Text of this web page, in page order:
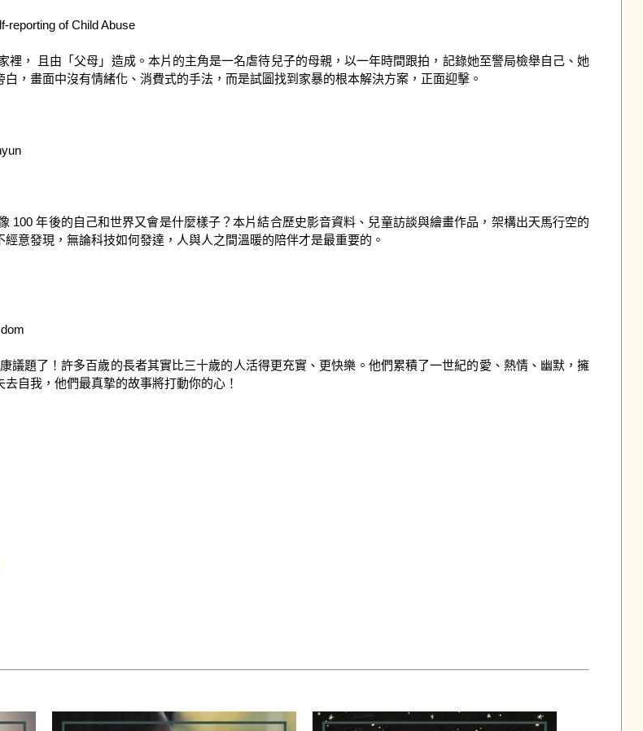
reporting of Child Abuse
裡， 且由「父母」造成。本片的主角是一名虐待兒子的母親，以一年時間跟拍，記錄她至警局檢舉自己、她
，畫面中沒有情緒化、消費式的手法，而是試圖找到家暴的根本解決方案，正面迎擊。
100 年後的自己和世界又會是什麼樣子？本片結合歷史影音資料、兒童訪談與繪畫作品，架構出天馬行空的
意發現，無論科技如何發達，人與人之間溫暖的陪伴才是最重要的。
議題了！許多百歲的長者其實比三十歲的人活得更充實、更快樂。他們累積了一世紀的愛、熱情、幽默，擁
自我，他們最真摯的故事將打動你的心！